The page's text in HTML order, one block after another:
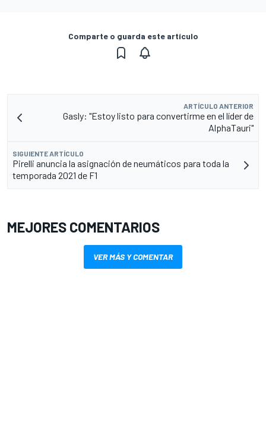
Comparte o guarda este artículo
ARTÍCULO ANTERIOR
Gasly: "Estoy listo para convertirme en el líder de
AlphaTauri"
SIGUIENTE ARTÍCULO
Pirelli anuncia la asignación de neumáticos para toda la
temporada 2021 de F1
MEJORES COMENTARIOS
VER MÁS Y COMENTAR